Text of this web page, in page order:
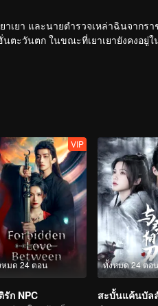
เยา และนายตำรวจเหล่าฉินจากร
ะวันตก ในขณะที่เยาเยายังคงอยู่ใ
มด 24 ตอน
VIP
รัก NPC
ทั้งหมด 24 ตอน
สะบั้นแค้นบัล